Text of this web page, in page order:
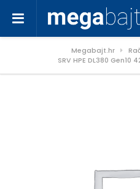
Megabajt.hr
SRV HPE DL380 Gen10